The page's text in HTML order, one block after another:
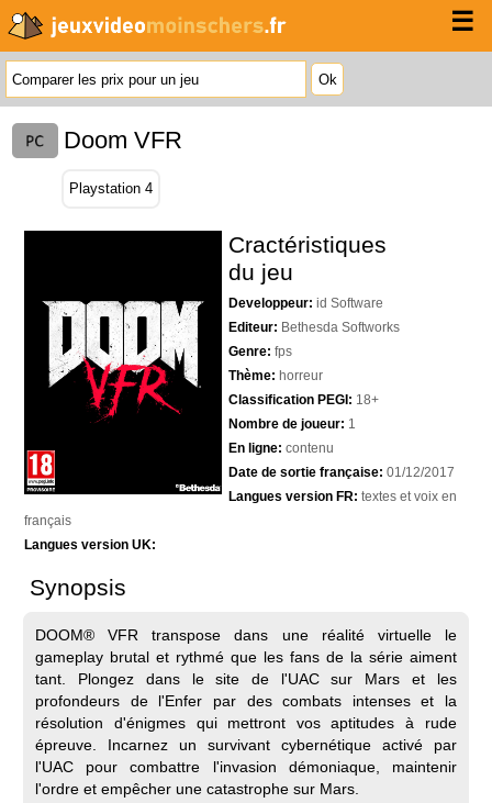
☰
Doom VFR
Playstation 4
Cractéristiques
du jeu
Developpeur: id Software
Editeur: Bethesda Softworks
Genre: fps
Thème: horreur
Classification PEGI: 18+
Nombre de joueur: 1
En ligne: contenu
Date de sortie française: 01/12/2017
Langues version FR: textes et voix en
français
Langues version UK:
Synopsis
DOOM® VFR transpose dans une réalité virtuelle le
gameplay brutal et rythmé que les fans de la série aiment
tant. Plongez dans le site de l'UAC sur Mars et les
profondeurs de l'Enfer par des combats intenses et la
résolution d'énigmes qui mettront vos aptitudes à rude
épreuve. Incarnez un survivant cybernétique activé par
l'UAC pour combattre l'invasion démoniaque, maintenir
l'ordre et empêcher une catastrophe sur Mars.